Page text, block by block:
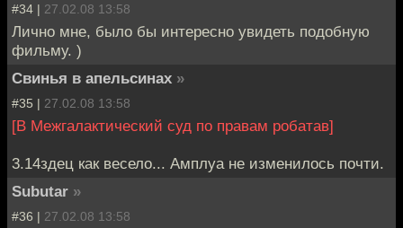
#34 | 27.02.08 13:58
Лично мне, было бы интересно увидеть подобную
фильму. )
Свинья в апельсинах »
#35 | 27.02.08 13:58
[В Межгалактический суд по правам робатав]
3.14здец как весело... Амплуа не изменилось почти.
Subutar »
#36 | 27.02.08 13:58